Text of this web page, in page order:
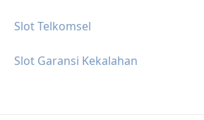
Slot Telkomsel
Slot Garansi Kekalahan